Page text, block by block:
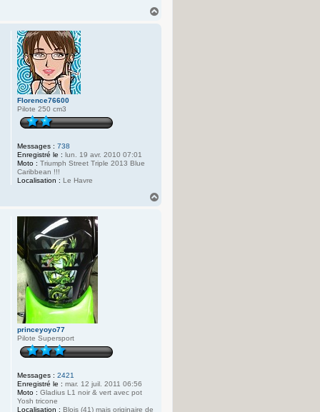
Florence76600
Pilote 250 cm3
Messages : 738
Enregistré le : lun. 19 avr. 2010 07:01
Moto : Triumph Street Triple 2013 Blue
Caribbean !!!
Localisation : Le Havre
princeyoyo77
Pilote Supersport
Messages : 2421
Enregistré le : mar. 12 juil. 2011 06:56
Moto : Gladius L1 noir & vert avec pot
Yosh tricone
Localisation : Blois (41) mais originaire de